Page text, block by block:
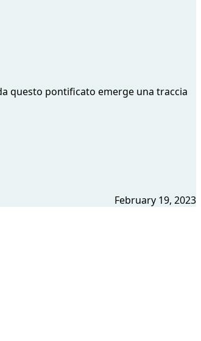
questo pontificato emerge una traccia
February 19, 2023